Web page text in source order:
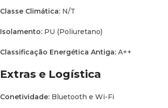
Classe Climática: N/T
Isolamento: PU (Poliuretano)
Classificação Energética Antiga: A++
Extras e Logística
Conetividade: Bluetooth e Wi-Fi